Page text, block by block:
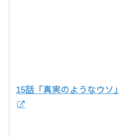
15話「真実のようなウソ」